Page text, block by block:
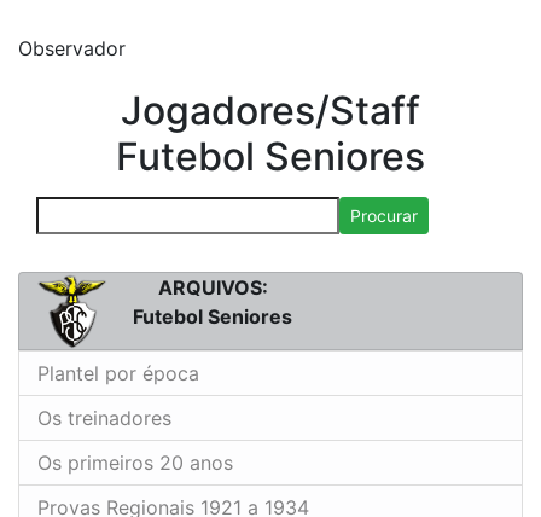
Observador
Jogadores/Staff
Futebol Seniores
Procurar
ARQUIVOS:
Futebol Seniores
Plantel por época
Os treinadores
Os primeiros 20 anos
Provas Regionais 1921 a 1934